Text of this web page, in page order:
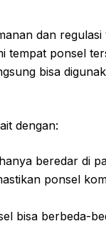
dan
tempat ponsel
bisa
dengan:
beredar di
ponsel
bisa berbeda-